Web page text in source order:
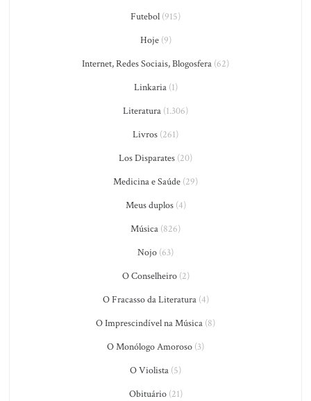
Futebol (915)
Hoje(9)
Internet, Redes Sociais, Blogosfera (62)
Linkaria(1)
Literatura (1.306)
Livros (261)
Los Disparates (20)
Medicina e Saúde (29)
Meus duplos(4)
Música (826)
Nojo (63)
O Conselheiro(2)
O Fracasso da Literatura(4)
O Imprescindível na Música (8)
O Monólogo Amoroso (3)
O Violista (5)
Obituário(21)